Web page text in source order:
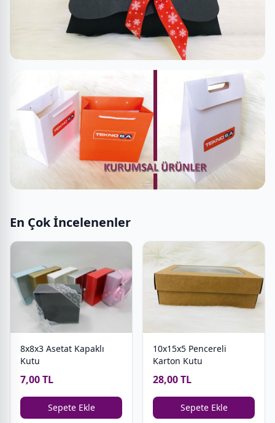
En Çok İncelenenler
8x8x3 Asetat Kapaklı
Kutu
7,00 TL
Sepete Ekle
10x15x5 Pencereli
Karton Kutu
28,00 TL
Sepete Ekle